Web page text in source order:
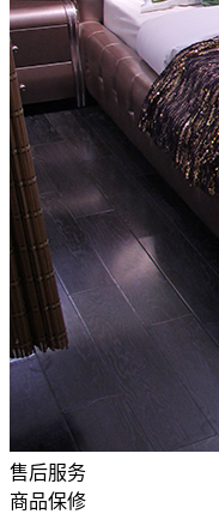
售后服务
商品保修